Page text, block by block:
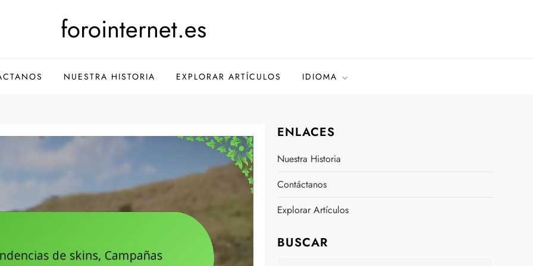
forointernet.es
NUESTRA HISTORIA EXPLORAR ARTÍCULOS IDIOMA
ENLACES
Nuestra Historia
Contáctanos
Explorar Artículos
BUSCAR